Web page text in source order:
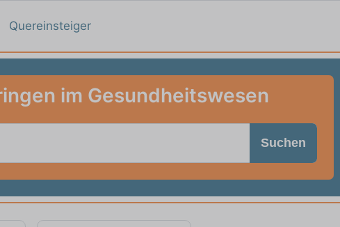
Quereinsteiger
im Gesundheitswesen
Suchen